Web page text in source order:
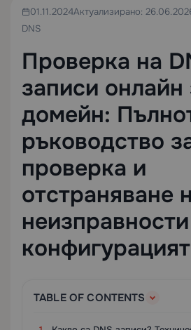
01.11.2024Актуализирано:
DNS
Проверка на
записи онлайн
домейн:
ръководство
проверка и
отстраняване
TABLE OF CONTENTS